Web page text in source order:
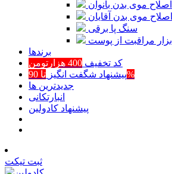
اصلاح موی بدن بانوان
اصلاح موی بدن آقایان
سنگ پا برقی
ابزار مراقبت از پوست
برند‌ها
کد تخفیف 400 هزارتومن
پیشنهاد شگفت انگیزتا 90%
جدیدترین ها
انبارتکانی
پیشنهاد کادولین
ثبت تیکت